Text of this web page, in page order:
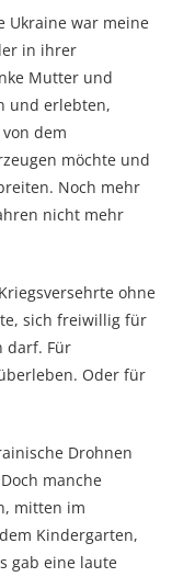
Ukraine war meine
in ihrer
Mutter und
und erlebten,
dem
möchte und
Noch mehr
nicht mehr
ohne
sich freiwillig für
darf. Für
Oder für
Drohnen
manche
mitten im
Kindergarten,
gab eine laute